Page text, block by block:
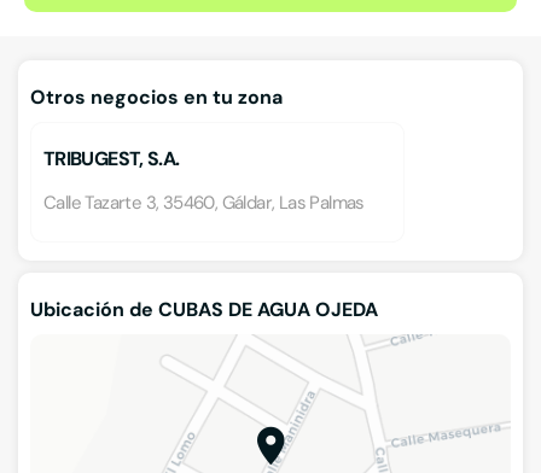
Otros negocios en tu zona
TRIBUGEST, S.A.
Calle Tazarte 3, 35460, Gáldar, Las Palmas
Ubicación de CUBAS DE AGUA OJEDA